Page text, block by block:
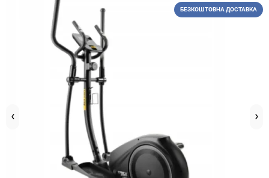
БЕЗКОШТОВНА ДОСТАВКА